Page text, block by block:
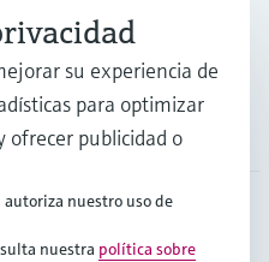
su experiencia de
para optimizar
ofrecer publicidad o
nuestro uso de
nuestra política sobre